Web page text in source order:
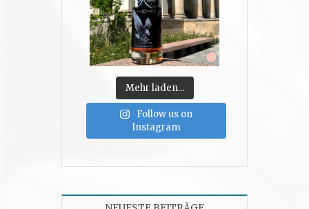
Mehr laden...
Follow us on
Instagram